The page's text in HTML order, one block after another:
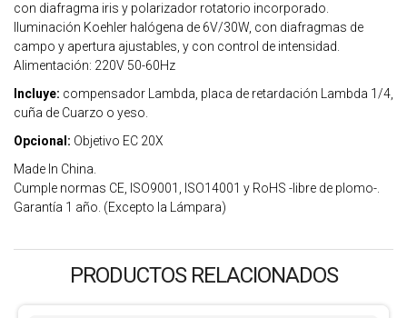
con diafragma iris y polarizador rotatorio incorporado.
Iluminación Koehler halógena de 6V/30W, con diafragmas de
campo y apertura ajustables, y con control de intensidad.
Alimentación: 220V 50-60Hz
Incluye: compensador Lambda, placa de retardación Lambda 1/4,
cuña de Cuarzo o yeso.
Opcional: Objetivo EC 20X
Made In China.
Cumple normas CE, ISO9001, ISO14001 y RoHS -libre de plomo-.
Garantía 1 año. (Excepto la Lámpara)
PRODUCTOS RELACIONADOS